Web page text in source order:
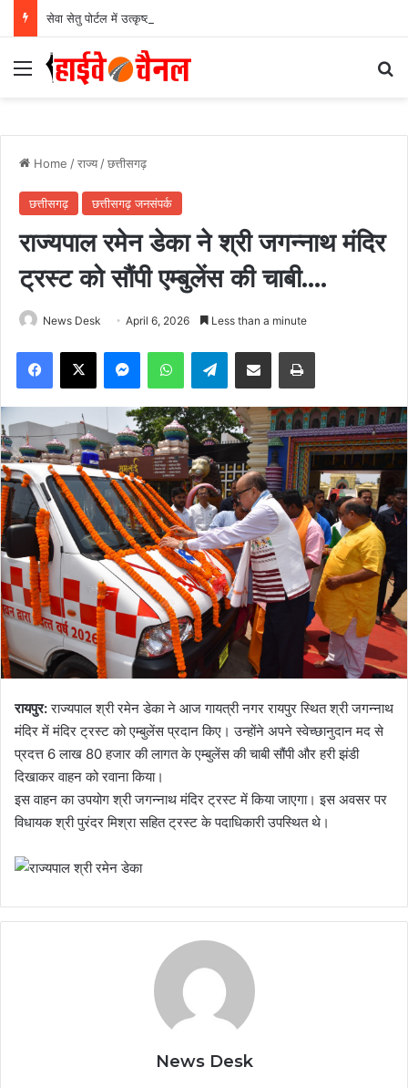
Menu
Home /राज्य /छत्तीसगढ़
छत्तीसगढ़ छत्तीसगढ़ जनसंपर्क
राज्यपाल रमेन डेका ने श्री जगन्नाथ मंदिर
ट्रस्ट को सौंपी एम्बुलेंस की चाबी….
News Desk April 6, 2026 Less than a minute
Facebook
X MessengerWhatsAppTelegramShare via Email Print
रायपुर:राज्यपाल श्री रमेन डेका ने आज गायत्री नगर रायपुर स्थित श्री जगन्नाथ
मंदिर में मंदिर ट्रस्ट को एम्बुलेंस प्रदान किए। उन्होंने अपने स्वेच्छानुदान मद से
प्रदत्त 6 लाख 80 हजार की लागत के एम्बुलेंस की चाबी सौंपी और हरी झंडी
दिखाकर वाहन को रवाना किया।
इस वाहन का उपयोग श्री जगन्नाथ मंदिर ट्रस्ट में किया जाएगा। इस अवसर पर
विधायक श्री पुरंदर मिश्रा सहित ट्रस्ट के पदाधिकारी उपस्थित थे।
News Desk